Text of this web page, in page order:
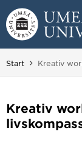
Hoppa direkt
Huvudmenyn
Start Du är här:
Kreativ
Kreativ